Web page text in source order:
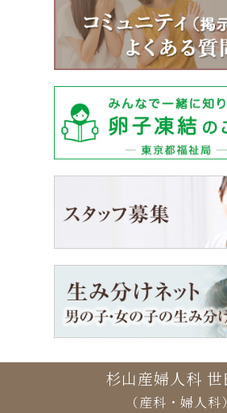
杉山産婦人科 世
（産科・婦人科）